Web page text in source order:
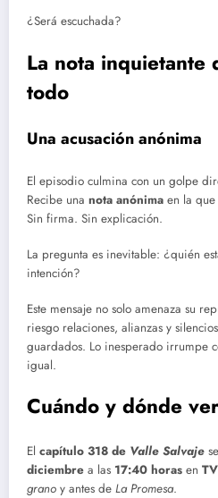
¿Será escuchada?
La nota inquietante
todo
Una acusación anónima
El episodio culmina con un golpe
Recibe una nota anónima en la
Sin firma. Sin explicación.
La pregunta es inevitable: ¿quién
intención?
Este mensaje no solo amenaza su
riesgo relaciones, alianzas y
guardados. Lo inesperado irrumpe
igual.
Cuándo y dónde
El capítulo 318 de Valle Salvaje
diciembre a las 17:40 horas en
grano y antes de La Promesa.